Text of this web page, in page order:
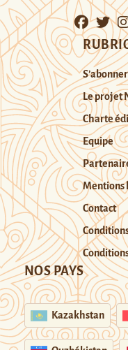
Le projet
Charte
Equipe
Mentions
Contact
NOS PAYS
Kazakhstan